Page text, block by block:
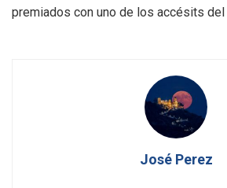
premiados con uno de los accésits del
José Perez